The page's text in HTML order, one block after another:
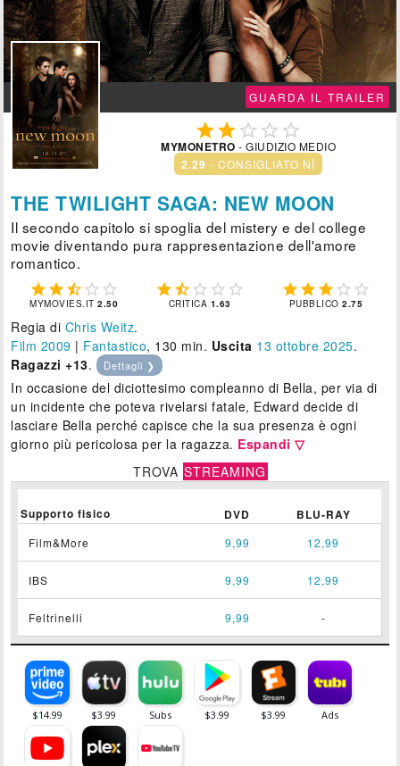
GUARDA IL TRAILER
   
MYMONETRO - GIUDIZIO MEDIO
2.29 - CONSIGLIATO NÌ
THE TWILIGHT SAGA: NEW MOON
Il secondo capitolo si spoglia del mistery e del college
movie diventando pura rappresentazione dell'amore
romantico.
    
MYMOVIES.IT2.50
    
CRITICA 1.63
    
PUBBLICO2.75
Regia di Chris Weitz.
Film 2009 | Fantastico, 130 min. Uscita 13 ottobre 2025.
Ragazzi +13. Dettagli ❯
In occasione del diciottesimo compleanno di Bella, per via di
un incidente che poteva rivelarsi fatale, Edward decide di
lasciare Bella perché capisce che la sua presenza è ogni
giorno più pericolosa per la ragazza. Espandi ▽
TROVA STREAMING
Supporto fisico DVD BLU-RAY
Film&More 9,99 12,99
IBS 9,99 12,99
Feltrinelli 9,99 -